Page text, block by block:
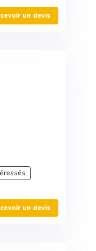
un devis
un devis